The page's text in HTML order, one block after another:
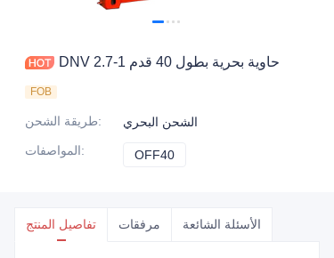
DNV 2.7-1 حاوية بحرية بطول 40 قدم
FOB
طريقة الشحن:
الشحن البحري
المواصفات: OFF40
تفاصيل المنتج مرفقات الأسئلة الشائعة